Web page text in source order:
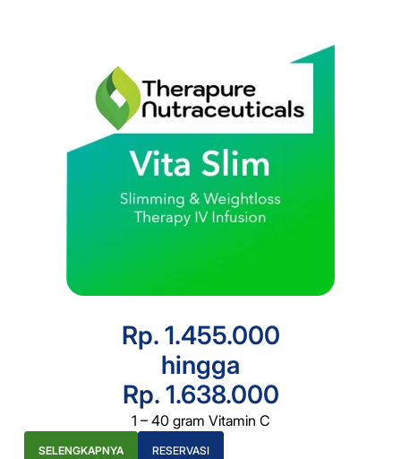
Rp. 1.455.000
hingga
Rp. 1.638.000
1 – 40 gram Vitamin C
SELENGKAPNYA RESERVASI